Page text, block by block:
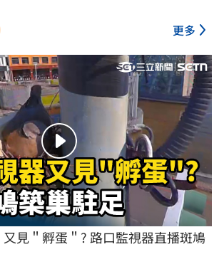
更多
又見＂孵蛋＂? 路口監視器直播斑鳩